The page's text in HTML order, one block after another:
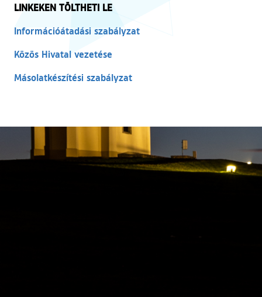
LINKEKEN TÖLTHETI LE
Információátadási szabályzat
Közös Hivatal vezetése
Másolatkészítési szabályzat